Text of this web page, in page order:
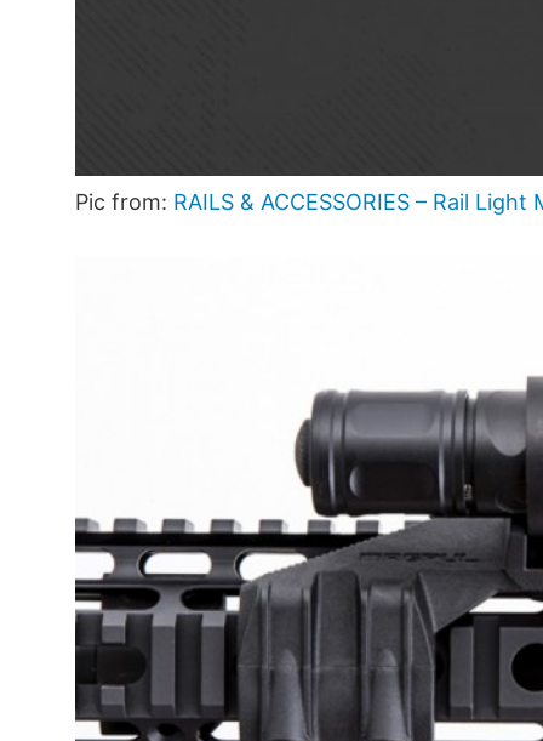
Pic from: RAILS & ACCESSORIES – Rail Light